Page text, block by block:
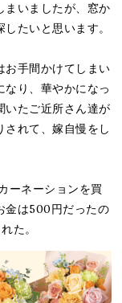
まいましたが、窓か
たいと思います。
お手間かけてしまい
なり、華やかになっ
いたご近所さん達が
れて、嫁自慢をし
ーネーションを買
金は500円だったの
た。